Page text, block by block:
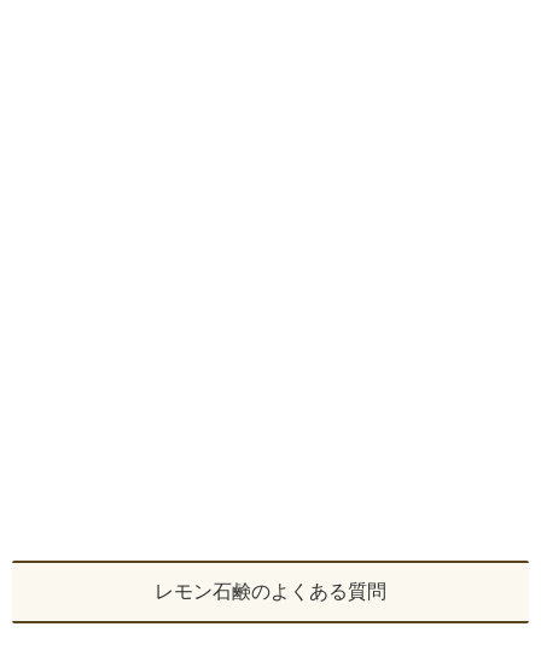
レモン石鹸のよくある質問